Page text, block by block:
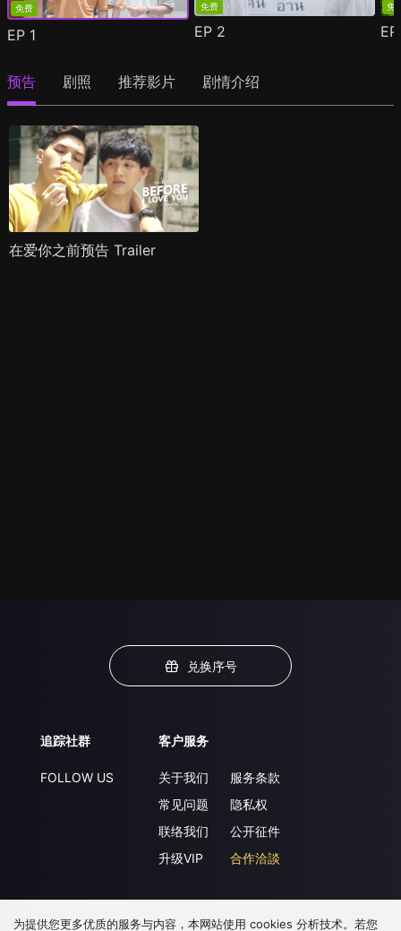
免费
EP 1
免费
EP 2
免
预告 剧照 推荐影片 剧情介绍
在爱你之前预告 Trailer
兑换序号
追踪社群
FOLLOW US
客户服务
关于我们
常见问题
联络我们
升级VIP
服务条款
隐私权
公开征件
合作洽談
下载 APP
为提供您更多优质的服务与内容，本网站使用 cookies 分析技术。若您